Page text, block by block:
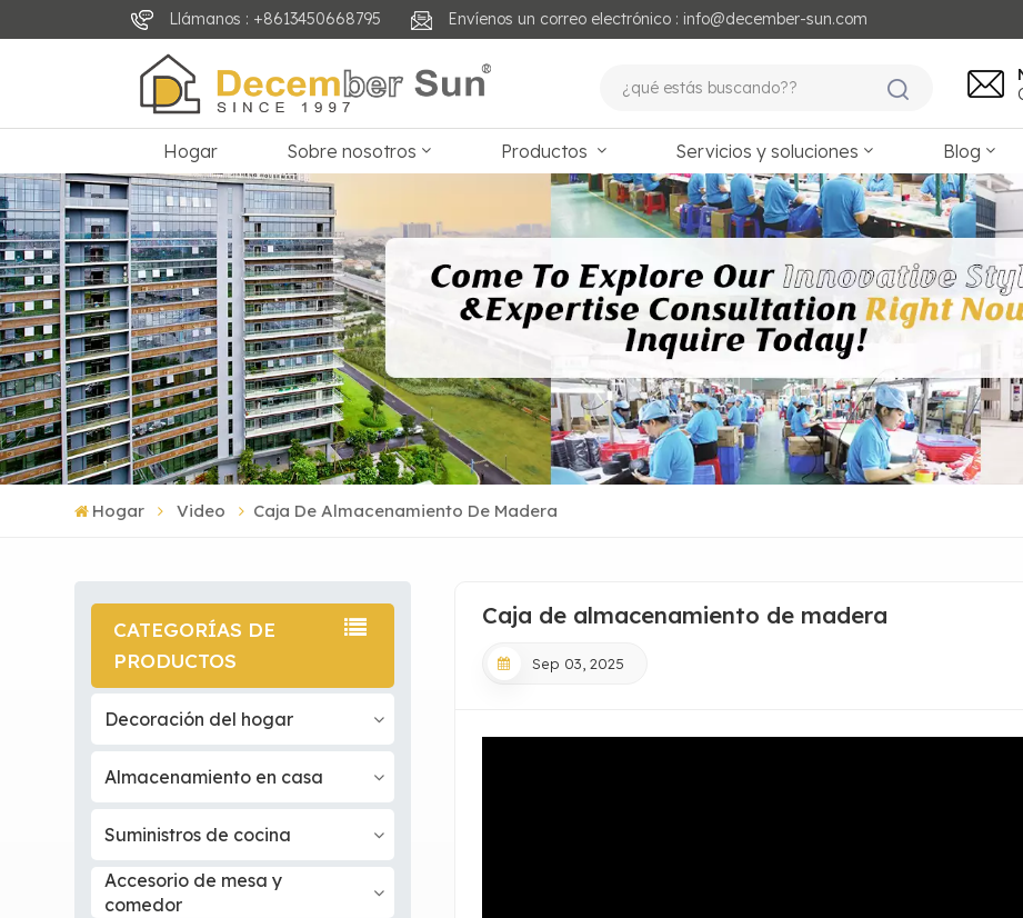
Llámanos : +8613450668795 Envíenos un correo electrónico : info@december-sun.com
Hogar Sobre nosotros Productos Servicios y soluciones Blog
Hogar Video Caja De Almacenamiento De Madera
CATEGORÍAS DE
PRODUCTOS
Decoración del hogar
Almacenamiento en casa
Suministros de cocina
Accesorio de mesa y
comedor
Caja de almacenamiento de madera
Sep 03, 2025